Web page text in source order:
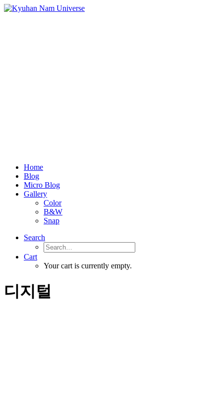
Home
Blog
Micro Blog
Gallery
Color
B&W
Snap
Search
Cart
Your cart is currently empty.
디지털